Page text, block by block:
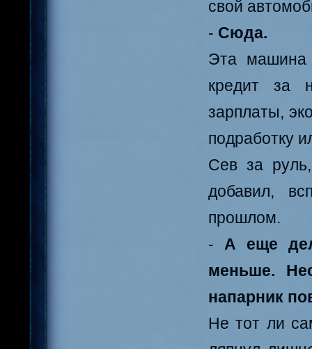
свой
- Сюда.
Эта машина
кредит за
зарплаты,
подработку
Сев за
добавил,
прошлом.
-А еще
меньше.
напарник
Не тот ли